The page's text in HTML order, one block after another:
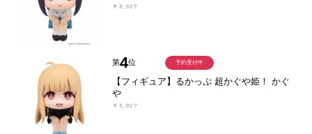
￥3,927
第4位
【フィギュア】るかっぷ 超かぐや姫！ かぐ
や
￥3,927
予約受付中